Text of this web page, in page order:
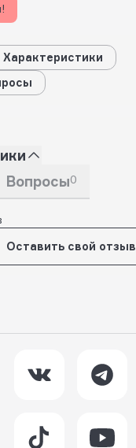
Характеристики
Вопросы0
Оставить свой отзыв